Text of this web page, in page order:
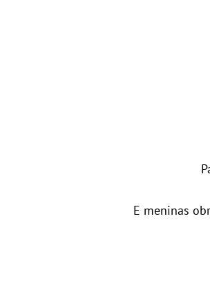
E meninas